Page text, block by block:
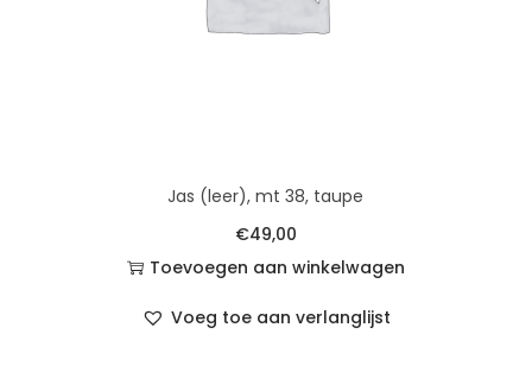
Jas (leer), mt 38, taupe
€49,00
Toevoegen aan winkelwagen
Voeg toe aan verlanglijst